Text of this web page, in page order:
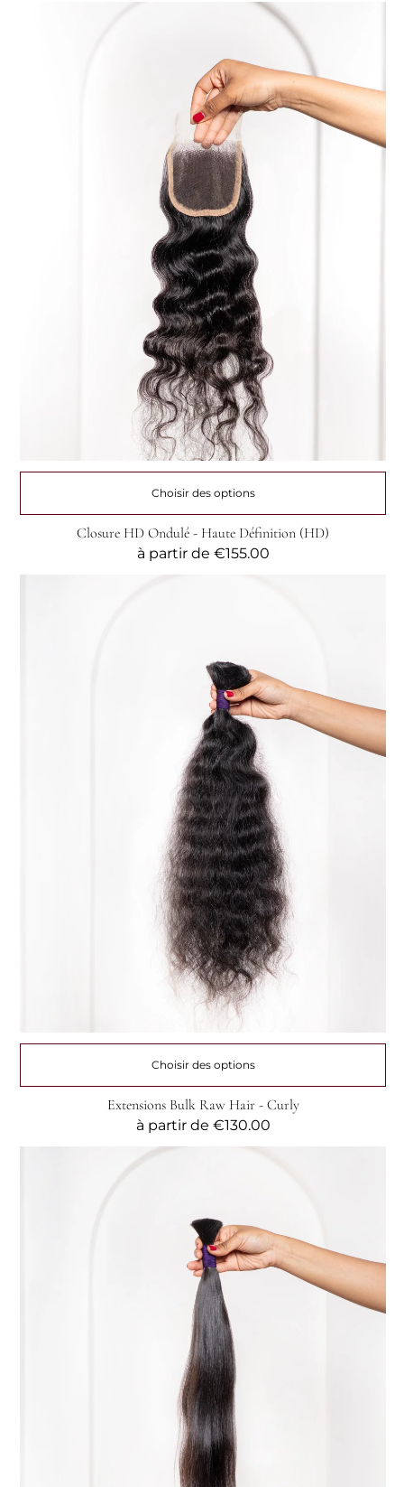
Choisir des options
Closure HD Ondulé - Haute Définition (HD)
Prix
à partir de €155.00
Choisir des options
Extensions Bulk Raw Hair - Curly
Prix
habituel
à partir de €130.00